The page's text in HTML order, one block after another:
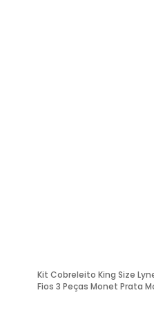
Kit Cobreleito King Size
Fios 3 Peças Monet Prata